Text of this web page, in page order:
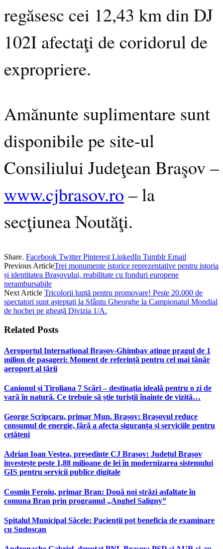
regăsesc cei 12,43 km din DJ
102I afectaţi de coridorul de
expropriere.
Amănunte suplimentare sunt
disponibile pe site-ul
Consiliului Judeţean Braşov –
www.cjbrasov.ro – la
secţiunea Noutăţi.
Share. Facebook Twitter Pinterest LinkedIn Tumblr Email
Previous ArticleTrei monumente istorice reprezentative pentru istoria
și identitatea Brașovului, reabilitate cu fonduri europene
nerambursabile
Next Article Tricolorii luptă pentru promovare! Peste 20.000 de
spectatori sunt așteptaţi la Sfântu Gheorghe la Campionatul Mondial
de hochei pe gheață Divizia 1/A.
Related Posts
Aeroportul Internațional Brașov‑Ghimbav atinge pragul de 1
milion de pasageri: Moment de referință pentru cel mai tânăr
aeroport al țării
Canionul și Tiroliana 7 Scări – destinația ideală pentru o zi de
vară în natură. Ce trebuie să știe turiștii înainte de vizită…
George Scripcaru, primar Mun. Brașov: Brașovul reduce
consumul de energie, fără a afecta siguranța și serviciile pentru
cetățeni
Adrian Ioan Veștea, președinte CJ Brașov: Județul Brașov
investește peste 1,88 milioane de lei în modernizarea sistemului
GIS pentru servicii publice digitale
Cosmin Feroiu, primar Bran: Două noi străzi asfaltate în
comuna Bran prin programul „Anghel Saligny”
Spitalul Municipal Săcele: Pacienții pot beneficia de examinare
cu Sudoscan